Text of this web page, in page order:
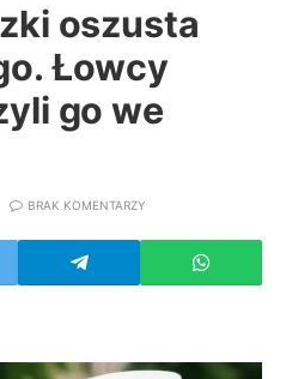
oszusta
Łowcy
go we
BRAK KOMENTARZY